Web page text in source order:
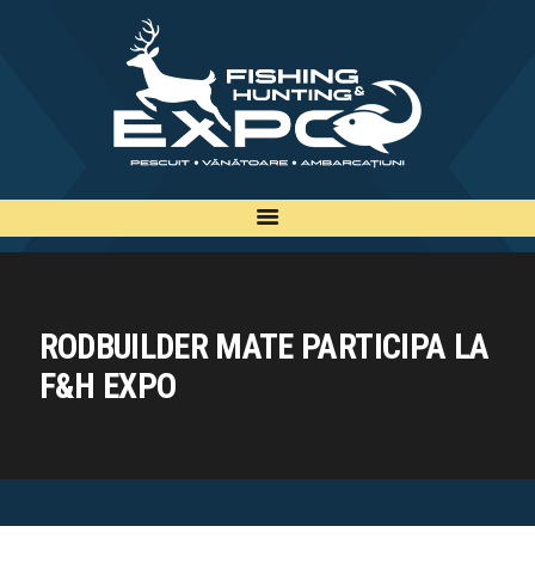
RODBUILDER MATE PARTICIPA LA
F&H EXPO
INFO
EXPOZANTI
EDITII
CONTACT